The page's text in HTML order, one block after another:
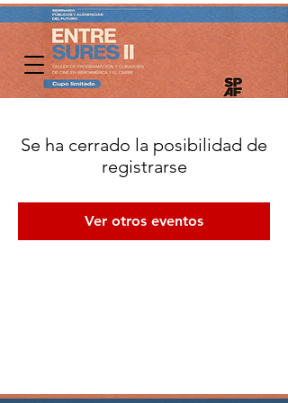
Se ha cerrado la posibilidad de
registrarse
Ver otros eventos